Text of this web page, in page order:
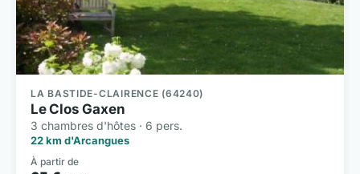
LA BASTIDE-CLAIRENCE (64240)
Le Clos Gaxen
3 chambres d'hôtes · 6 pers.
22 km d'Arcangues
À partir de